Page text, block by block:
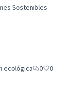
Sostenibles
ecológica 0
0